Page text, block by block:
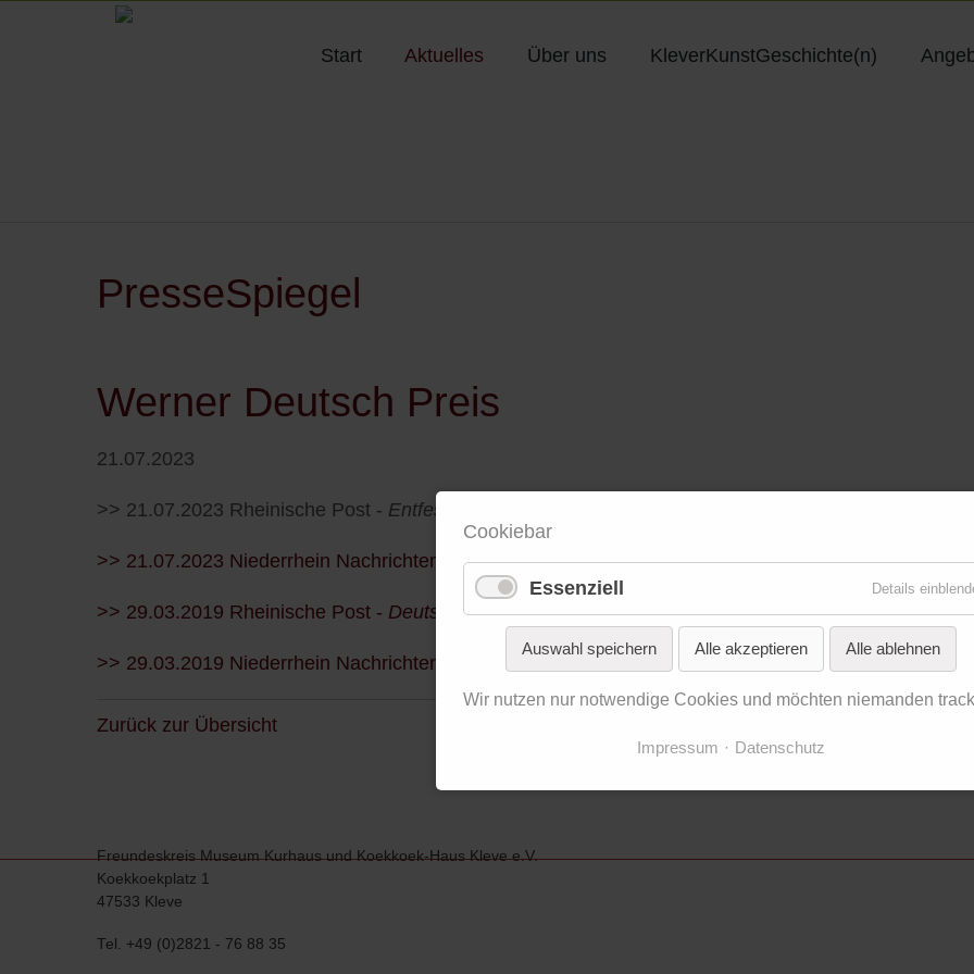
Start Aktuelles Über uns KleverKunstGeschichte(n)
PresseSpiegel
Werner Deutsch Preis
21.07.2023
>> 21.07.2023 Rheinische Post - Entfessele die Bestie
>> 21.07.2023 Niederrhein Nachrichten - Das Ende der Askese
>> 29.03.2019 Rheinische Post - Deutsch-Preis für Talisa Lallai
>> 29.03.2019 Niederrhein Nachrichten - Der Urwald von nebenan: Talisa Lallai im MKK
Zurück zur Übersicht
Freundeskreis Museum Kurhaus und Koekkoek-Haus Kleve e.V.
Koekkoekplatz 1
47533 Kleve
Tel. +49 (0)2821 - 76 88 35
Cookiebar
Essenziell Details
Auswahl speichern Alle akzeptieren Alle ablehnen
Wir nutzen nur notwendige Cookies und möchten niemanden
Impressum Datenschutz